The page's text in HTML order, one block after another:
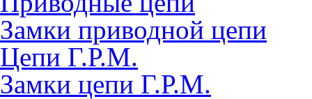
Замки приводной цепи
Цепи Г.Р.М.
Замки цепи Г.Р.М.